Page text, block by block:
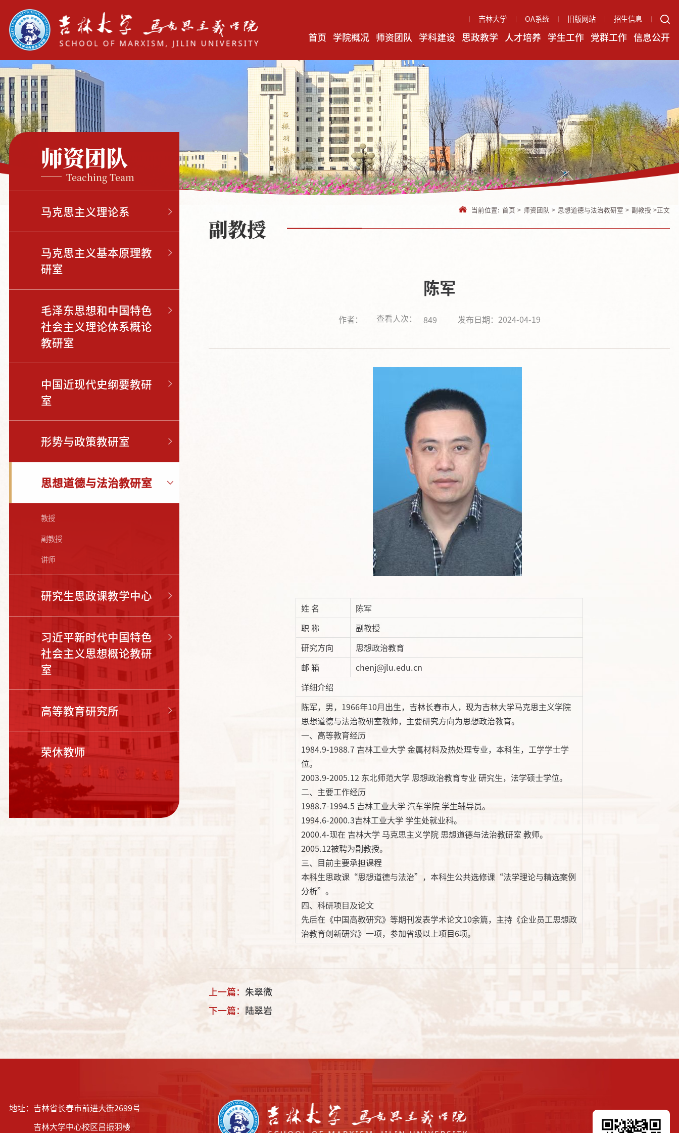
吉林大学 OA系统 旧版网站 招生信息
首页 学院概况 师资团队 学科建设 思政教学 人才培养 学生工作 党群工作 信息公开
师资团队
Teaching Team
马克思主义理论系
马克思主义基本原理教
研室
毛泽东思想和中国特色
社会主义理论体系概论
教研室
中国近现代史纲要教研
室
形势与政策教研室
思想道德与法治教研室
教授
副教授
讲师
研究生思政课教学中心
习近平新时代中国特色
社会主义思想概论教研
室
高等教育研究所
荣休教师
当前位置: 首页 > 师资团队 > 思想道德与法治教研室 > 副教授 >正文
副教授
陈军
作者： 查看人次： 849 发布日期：2024-04-19
姓 名
陈军
职 称
副教授
研究方向
思想政治教育
邮 箱
chenj@jlu.edu.cn
详细介绍
陈军，男，1966年10月出生，吉林长春市人，现为吉林大学马克思主义学院
思想道德与法治教研室教师，主要研究方向为思想政治教育。
一、高等教育经历
1984.9-1988.7 吉林工业大学 金属材料及热处理专业，本科生，工学学士学
位。
2003.9-2005.12 东北师范大学 思想政治教育专业 研究生，法学硕士学位。
二、主要工作经历
1988.7-1994.5 吉林工业大学 汽车学院 学生辅导员。
1994.6-2000.3吉林工业大学 学生处就业科。
2000.4-现在 吉林大学 马克思主义学院 思想道德与法治教研室 教师。
2005.12被聘为副教授。
三、目前主要承担课程
本科生思政课“思想道德与法治”，本科生公共选修课“法学理论与精选案例
分析”。
四、科研项目及论文
先后在《中国高教研究》等期刊发表学术论文10余篇，主持《企业员工思想政
治教育创新研究》一项，参加省级以上项目6项。
上一篇： 朱翠微
下一篇： 陆翠岩
地址：吉林省长春市前进大街2699号
吉林大学中心校区吕振羽楼